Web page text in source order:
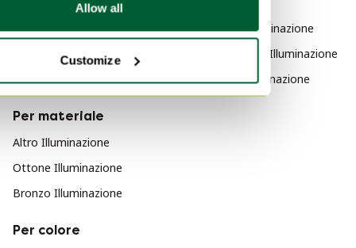
Allow all
Customize
Industriale Illuminazione
Design anni '70 Illuminazione
Brutalista Illuminazione
Per materiale
Altro Illuminazione
Ottone Illuminazione
Bronzo Illuminazione
Per colore